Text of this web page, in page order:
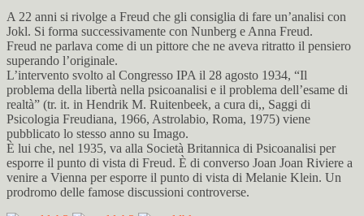
A 22 anni si rivolge a Freud che gli consiglia di fare un’analisi con
Jokl. Si forma successivamente con Nunberg e Anna Freud.
Freud ne parlava come di un pittore che ne aveva ritratto il pensiero
superando l’originale.
L’intervento svolto al Congresso IPA il 28 agosto 1934, “Il
problema della libertà nella psicoanalisi e il problema dell’esame di
realtà” (tr. it. in Hendrik M. Ruitenbeek, a cura di,, Saggi di
Psicologia Freudiana, 1966, Astrolabio, Roma, 1975) viene
pubblicato lo stesso anno su Imago.
È lui che, nel 1935, va alla Società Britannica di Psicoanalisi per
esporre il punto di vista di Freud. È di converso Joan Joan Riviere a
venire a Vienna per esporre il punto di vista di Melanie Klein. Un
prodromo delle famose discussioni controverse.